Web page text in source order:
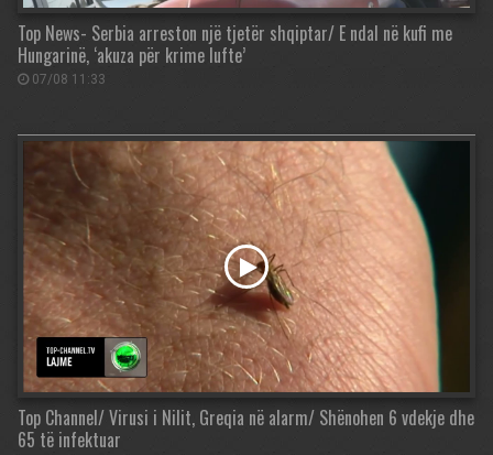
Top News- Serbia arreston një tjetër shqiptar/ E ndal në kufi me
Hungarinë, ‘akuza për krime lufte’
07/08 11:33
Top Channel/ Virusi i Nilit, Greqia në alarm/ Shënohen 6 vdekje dhe
65 të infektuar